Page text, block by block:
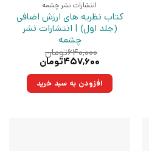
انتشارات نشر چشمه
کتاب نظریه های ارزش اضافی
(جلد اول) | انتشارات نشر
چشمه
۶۴۰,۰۰۰تومان
قیمت
۶۴۰,۰۰۰تومان
بود.
۴۵۷,۶۰۰تومان
۴۵۷,۶۰۰تومان.افزودن به سبد خرید